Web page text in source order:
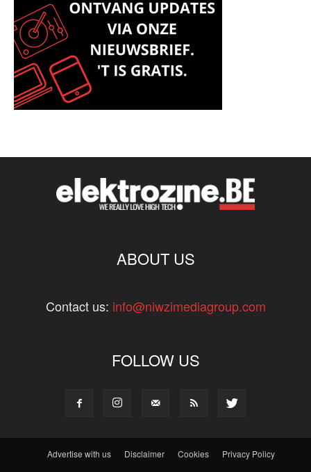
ABOUT US
Contact us: info@niwzimediagroup.com
FOLLOW US
Advertise with us Disclaimer Cookies Privacy Policy